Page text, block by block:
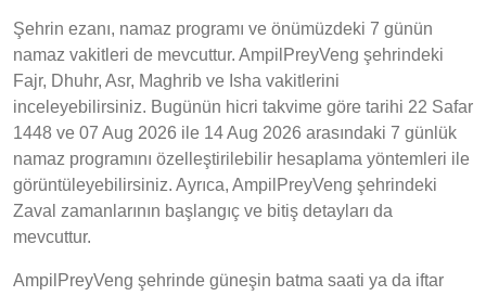
Şehrin ezanı, namaz programı ve önümüzdeki 7 günün
namaz vakitleri de mevcuttur. AmpilPreyVeng şehrindeki
Fajr, Dhuhr, Asr, Maghrib ve Isha vakitlerini
inceleyebilirsiniz. Bugünün hicri takvime göre tarihi 22 Safar
1448 ve 07 Aug 2026 ile 14 Aug 2026 arasındaki 7 günlük
namaz programını özelleştirilebilir hesaplama yöntemleri ile
görüntüleyebilirsiniz. Ayrıca, AmpilPreyVeng şehrindeki
Zaval zamanlarının başlangıç ve bitiş detayları da
mevcuttur.
AmpilPreyVeng şehrinde güneşin batma saati ya da iftar